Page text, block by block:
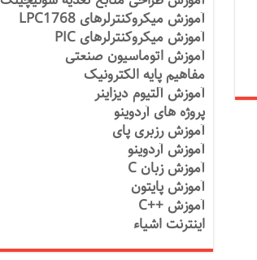
آموزش میکروکنترلرهای LPC1768
آموزش میکروکنترلرهای PIC
آموزش اتوماسیون صنعتی
مفاهیم پایه الکترونیک
آموزش آلتیوم دیزاینر
پروژه های آردوینو
آموزش رزبری پای
آموزش آردوینو
آموزش زبان C
آموزش پایتون
آموزش ++C
اینترنت اشیاء